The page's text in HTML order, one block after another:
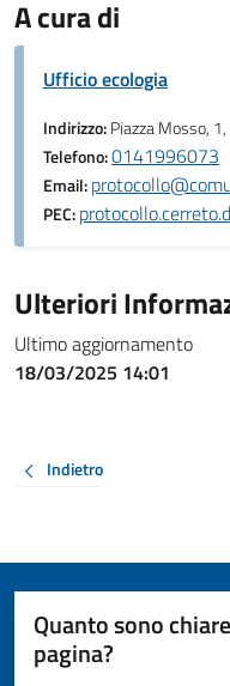
A cura di
Ufficio ecologia
Indirizzo:Piazza Mosso,
Telefono:0141996073
Email:
PEC:
Ulteriori
Ultimo aggiornamento
18/03/2025 14:01
Indietro
Quanto sono
pagina?